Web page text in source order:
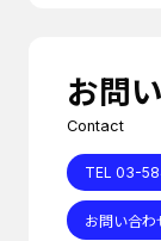
お問
Contact
TEL 03-
お問い合わ